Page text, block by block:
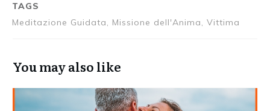
TAGS
Meditazione Guidata, Missione dell'Anima, Vittima
You may also like